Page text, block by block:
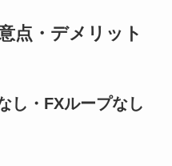
点・デメリット
し・FXループなし